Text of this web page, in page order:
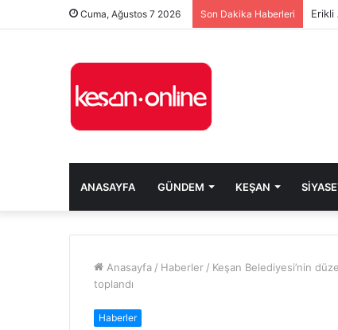
Cuma, Ağustos 7 2026 Son Dakika Haberleri Erikli
ANASAYFA GÜNDEM KEŞAN
Anasayfa / Haberler / Keşan Belediyesi’nin
toplandı
Haberler